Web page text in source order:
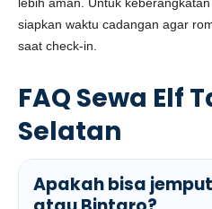
siapkan waktu cadangan agar
saat check-in.
FAQ Sewa Elf
Selatan
Apakah bisa